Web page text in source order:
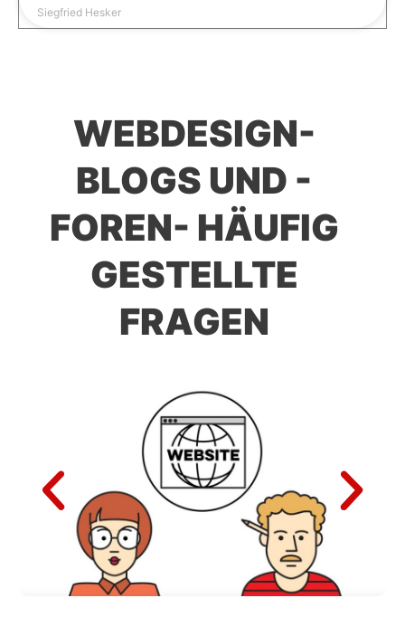
Siegfried Hesker
WEBDESIGN-
BLOGS UND -
FOREN- HÄUFIG
GESTELLTE
FRAGEN